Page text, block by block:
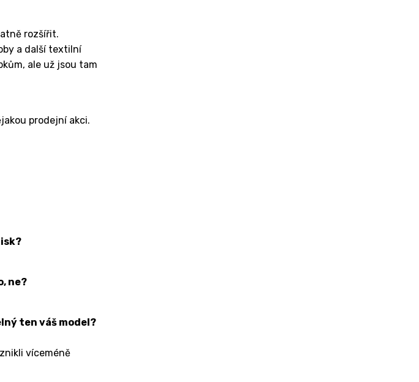
rozšířit.
a další textilní
ale už jsou tam
prodejní akci.
ne?
ten váš model?
víceméně